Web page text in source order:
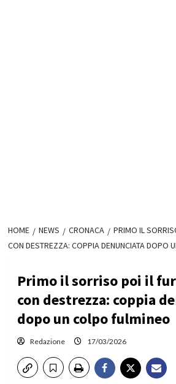
HOME NEWS CRONACA
PRIMO IL
CON DESTREZZA: COPPIA DENUNCIATA DOPO
Primo il sorriso poi il
con destrezza: coppia
dopo un colpo fulmineo
Redazione 17/03/2026